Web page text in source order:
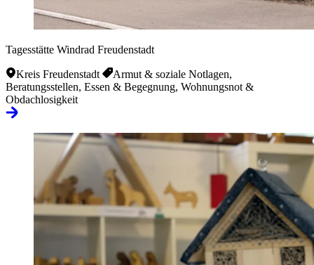
Tagesstätte Windrad Freudenstadt
Kreis Freudenstadt
Armut & soziale Notlagen,
Beratungsstellen, Essen & Begegnung, Wohnungsnot &
Obdachlosigkeit